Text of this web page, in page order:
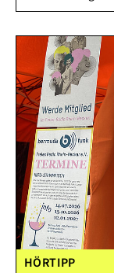
HÖRTIPP